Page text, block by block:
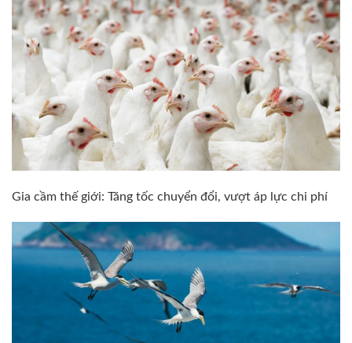
Gia cầm thế giới: Tăng tốc chuyển đổi, vượt áp lực chi phí